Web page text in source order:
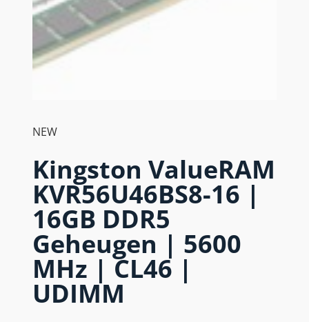
NEW
Kingston ValueRAM
KVR56U46BS8-16 |
16GB DDR5
Geheugen | 5600
MHz | CL46 |
UDIMM